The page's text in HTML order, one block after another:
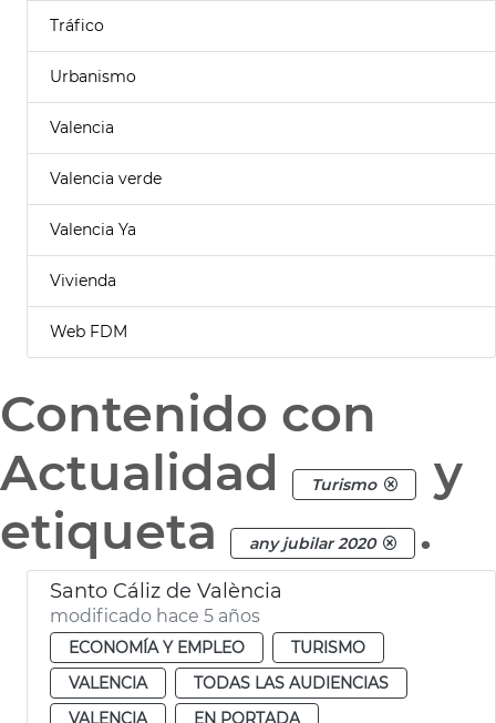
Tráfico
Urbanismo
Valencia
Valencia verde
Valencia Ya
Vivienda
Web FDM
Contenido con
Actualidad
Turismo
y
etiqueta
any jubilar 2020 .
Santo Cáliz de València
modificado hace 5 años
ECONOMÍA Y EMPLEO
TURISMO
VALENCIA
TODAS LAS AUDIENCIAS
VALENCIA
EN PORTADA